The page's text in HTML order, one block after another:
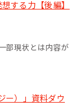
する力【後編】
部現状とは内容が